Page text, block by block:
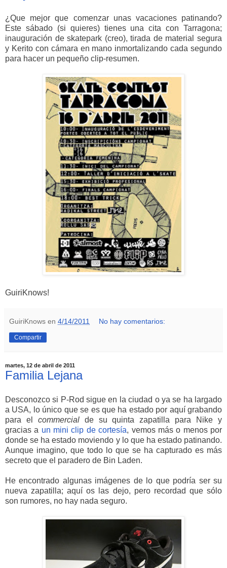
¿Que mejor que comenzar unas vacaciones patinando?
Este sábado (si quieres) tienes una cita con Tarragona;
inauguración de skatepark (creo), tirada de material segura
y Kerito con cámara en mano inmortalizando cada segundo
para hacer un pequeño clip-resumen.
GuiriKnows!
GuiriKnows en 4/14/2011 No hay comentarios:
Compartir
martes, 12 de abril de 2011
Familia Lejana
Desconozco si P-Rod sigue en la ciudad o ya se ha largado
a USA, lo único que se es que ha estado por aquí grabando
para el commercialde su quinta zapatilla para Nike y
gracias a un mini clip de cortesía, vemos más o menos por
donde se ha estado moviendo y lo que ha estado patinando.
Aunque imagino, que todo lo que se ha capturado es más
secreto que el paradero de Bin Laden.
He encontrado algunas imágenes de lo que podría ser su
nueva zapatilla; aquí os las dejo, pero recordad que sólo
son rumores, no hay nada seguro.